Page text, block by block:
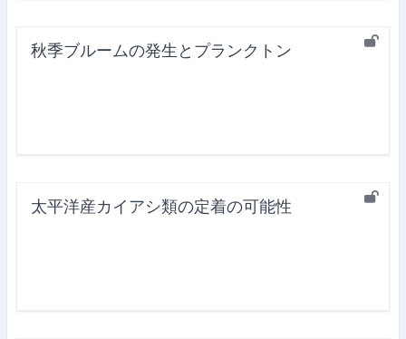
秋季ブルームの発生とプランクトン
太平洋産カイアシ類の定着の可能性